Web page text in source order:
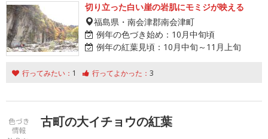
切り立った白い崖の岩肌にモミジが映える
福島県・南会津郡南会津町
例年の色づき始め： 10月中旬頃
例年の紅葉見頃： 10月中旬～11月上旬
行ってみたい： 1 行ってよかった： 3
古町の大イチョウの紅葉